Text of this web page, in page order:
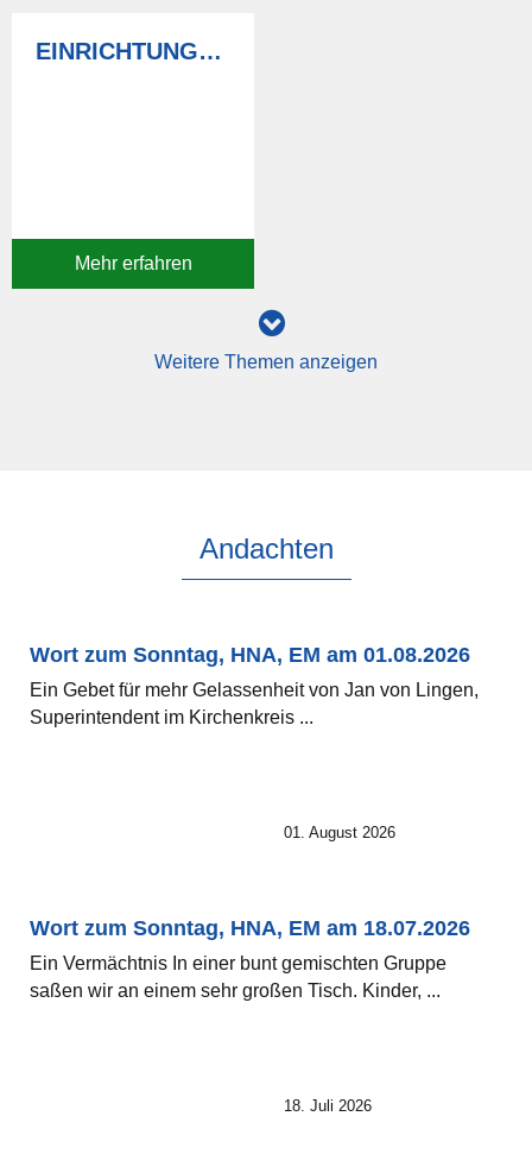
EINRICHTUNGEN UND ANGEBOTE
Mehr erfahren
Weitere Themen anzeigen
Andachten
Wort zum Sonntag, HNA, EM am 01.08.2026
Ein Gebet für mehr Gelassenheit von Jan von Lingen,
Superintendent im Kirchenkreis ...
01. August 2026
Wort zum Sonntag, HNA, EM am 18.07.2026
Ein Vermächtnis In einer bunt gemischten Gruppe
saßen wir an einem sehr großen Tisch. Kinder, ...
18. Juli 2026